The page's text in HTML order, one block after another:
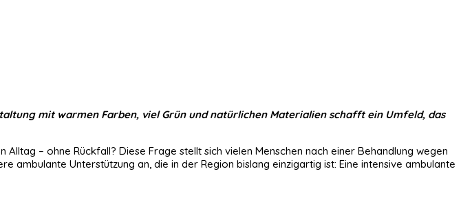
mit warmen Farben, viel Grün und natürlichen Materialien schafft ein Umfeld, das
– ohne Rückfall? Diese Frage stellt sich vielen Menschen nach einer Behandlung wegen
Unterstützung an, die in der Region bislang einzigartig ist: Eine intensive ambulante